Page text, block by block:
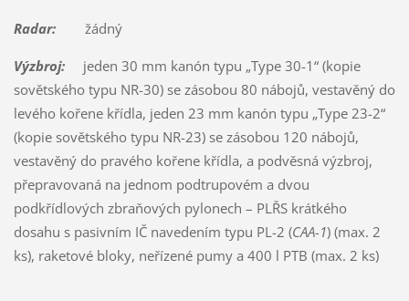
Radar:žádný
Výzbroj:jeden 30 mm kanón typu „Type 30-1“ (kopie
sovětského typu NR-30) se zásobou 80 nábojů, vestavěný do
levého kořene křídla, jeden 23 mm kanón typu „Type 23-2“
(kopie sovětského typu NR-23) se zásobou 120 nábojů,
vestavěný do pravého kořene křídla, a podvěsná výzbroj,
přepravovaná na jednom podtrupovém a dvou
podkřídlových zbraňových pylonech – PLŘS krátkého
dosahu s pasivním IČ navedením typu PL-2 (CAA-1) (max. 2
ks), raketové bloky, neřízené pumy a 400 l PTB (max. 2 ks)